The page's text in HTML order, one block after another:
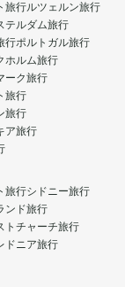
旅行ルツェルン旅行
テルダム旅行
行ポルトガル旅行
ホルム旅行
ーク旅行
旅行
旅行
ア旅行
旅行シドニー旅行
ンド旅行
トチャーチ旅行
ドニア旅行